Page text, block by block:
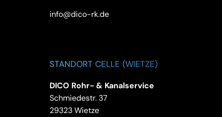
info@dico-rk.de
STANDORT CELLE (WIETZE)
DICO Rohr- & Kanalservice
Schmiedestr. 37
29323 Wietze